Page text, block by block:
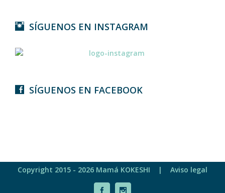
SÍGUENOS EN INSTAGRAM
SÍGUENOS EN FACEBOOK
Copyright 2015 - 2026 Mamá KOKESHI | Aviso legal
Facebook